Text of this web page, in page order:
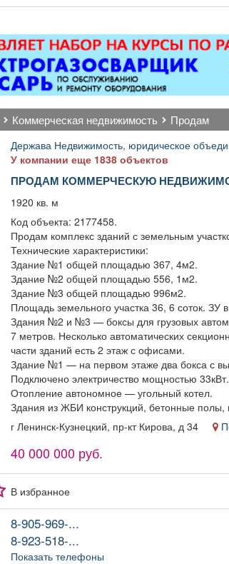
Юдина, 1, хороший
оборудованием,
имеется парковка, торг
уместен.
ремонта
коммерческая недвижимость продам
Держава Недвижимость, юридическое
У компании еще 1838 объектов
ПРОДАМ КОММЕРЧЕСКУЮ
1920 кв. м
Код объекта: 2177458.
Продам комплекс зданий с земельным
Технические характеристики:
Здание №1 общей площадью 367, 4м2.
Здание №2 общей площадью 556, 1м2.
Здание №3 общей площадью 996м2.
Площадь земельного участка 36, 6 соток. ЗУ
Здания №2 и №3 — боксы для грузовых
7 метров. Несколько автоматических
части зданий есть 2 этаж с офисами.
Здание №1 — на первом этаже два бокса с
Подключено электричество мощностью 33кВт.
Отопление автономное — угольный котел.
Здания из ЖБИ конструкций, бетонные полы,
г Ленинск-Кузнецкий, пр-кт Кирова, д 34
40 000 000 руб.
В избранное
8-905-969-...
8-923-518-...
Показать телефоны